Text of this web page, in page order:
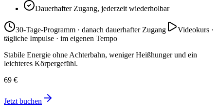
Dauerhafter Zugang, jederzeit wiederholbar
30-Tage-Programm · danach dauerhafter Zugang
Videokurs ·
tägliche Impulse · im eigenen Tempo
Stabile Energie ohne Achterbahn, weniger Heißhunger und ein
leichteres Körpergefühl.
69 €
Jetzt buchen